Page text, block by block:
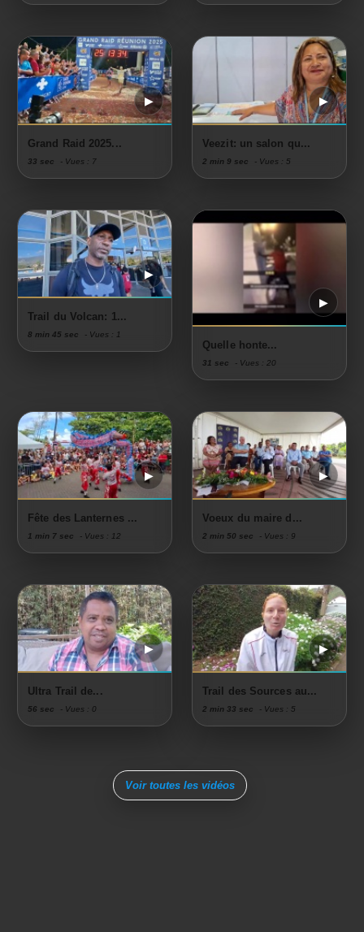
Grand Raid 2025...
33 sec - Vues : 7
Veezit: un salon qu...
2 min 9 sec - Vues : 5
Trail du Volcan: 1...
8 min 45 sec - Vues : 1
Quelle honte...
31 sec - Vues : 20
Fête des Lanternes ...
1 min 7 sec - Vues : 12
Voeux du maire d...
2 min 50 sec - Vues : 9
Ultra Trail de...
56 sec - Vues : 0
Trail des Sources au...
2 min 33 sec - Vues : 5
Voir toutes les vidéos